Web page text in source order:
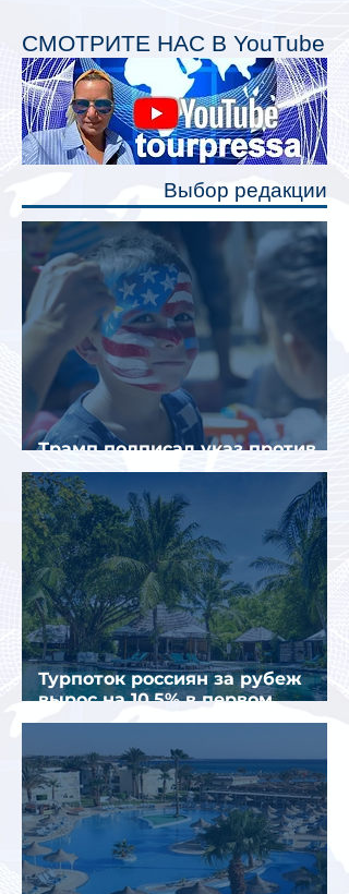
планируется начать в 2027 году.
Одним из главных нововведений
станут индивидуальные шторки у
каждого спального места. Они
позволят пассажирам закрыть свою
полку во время сна или отдыха,
СМОТРИТЕ НАС В YouTube
Выбор редакции
Трамп подписал указ против
«родильного туризма» в США
Турпоток россиян за рубеж
вырос на 10,5% в первом
полугодии 2026 года